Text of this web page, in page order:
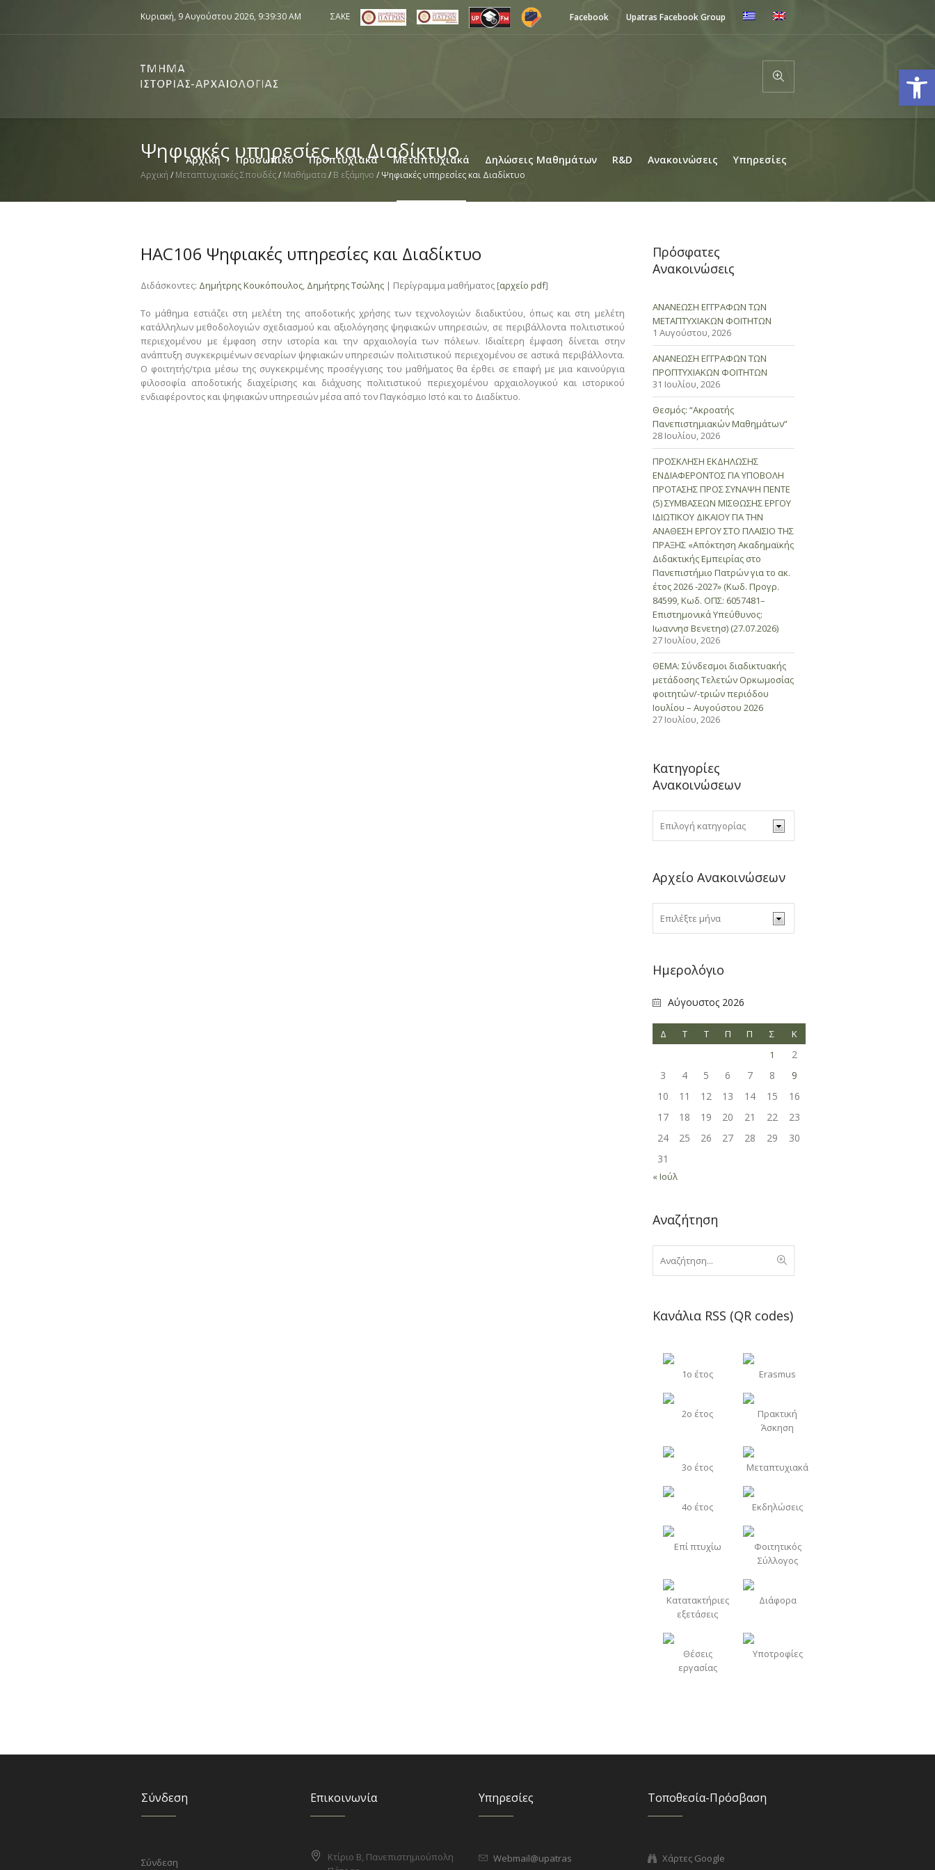
Facebook Upatras Facebook Group
Κυριακή, 9 Αυγούστου 2026, 9:39:30 AM ΣΑΚΕ
Αρχική Προσωπικό Προπτυχιακά Μεταπτυχιακά Δηλώσεις Μαθημάτων R&D Ανακοινώσεις Υπηρεσίες
Ψηφιακές υπηρεσίες και Διαδίκτυο
Αρχική / Μεταπτυχιακές Σπουδές/ Μαθήματα/ B εξάμηνο / Ψηφιακές υπηρεσίες και Διαδίκτυο
HAC106 Ψηφιακές υπηρεσίες και Διαδίκτυο
Διδάσκοντες: Δημήτρης Κουκόπουλος, Δημήτρης Τσώλης | Περίγραμμα μαθήματος [αρχείο pdf]
Το μάθημα εστιάζει στη μελέτη της αποδοτικής χρήσης των τεχνολογιών διαδικτύου, όπως και στη μελέτη
κατάλληλων μεθοδολογιών σχεδιασμού και αξιολόγησης ψηφιακών υπηρεσιών, σε περιβάλλοντα πολιτιστικού
περιεχομένου με έμφαση στην ιστορία και την αρχαιολογία των πόλεων. Ιδιαίτερη έμφαση δίνεται στην
ανάπτυξη συγκεκριμένων σεναρίων ψηφιακών υπηρεσιών πολιτιστικού περιεχομένου σε αστικά περιβάλλοντα.
Ο φοιτητής/τρια μέσω της συγκεκριμένης προσέγγισης του μαθήματος θα έρθει σε επαφή με μια καινούργια
φιλοσοφία αποδοτικής διαχείρισης και διάχυσης πολιτιστικού περιεχομένου αρχαιολογικού και ιστορικού
ενδιαφέροντος και ψηφιακών υπηρεσιών μέσα από τον Παγκόσμιο Ιστό και το Διαδίκτυο.
Πρόσφατες
Ανακοινώσεις
ΑΝΑΝΕΩΣΗ ΕΓΓΡΑΦΩΝ ΤΩΝ
ΜΕΤΑΠΤΥΧΙΑΚΩΝ ΦΟΙΤΗΤΩΝ
1 Αυγούστου, 2026
ΑΝΑΝΕΩΣΗ ΕΓΓΡΑΦΩΝ ΤΩΝ
ΠΡΟΠΤΥΧΙΑΚΩΝ ΦΟΙΤΗΤΩΝ
31 Ιουλίου, 2026
Θεσμός: “Ακροατής
Πανεπιστημιακών Μαθημάτων”
28 Ιουλίου, 2026
ΠΡΟΣΚΛΗΣΗ ΕΚΔΗΛΩΣΗΣ
ΕΝΔΙΑΦΕΡΟΝΤΟΣ ΓΙΑ ΥΠΟΒΟΛΗ
ΠΡΟΤΑΣΗΣ ΠΡΟΣ ΣΥΝΑΨΗ ΠΕΝΤΕ
(5) ΣΥΜΒΑΣΕΩΝ ΜΙΣΘΩΣΗΣ ΕΡΓΟΥ
ΙΔΙΩΤΙΚΟΥ ΔΙΚΑΙΟΥ ΓΙΑ ΤΗΝ
ΑΝΑΘΕΣΗ ΕΡΓΟΥ ΣΤΟ ΠΛΑΙΣΙΟ ΤΗΣ
ΠΡΑΞΗΣ «Απόκτηση Ακαδημαϊκής
Διδακτικής Εμπειρίας στο
Πανεπιστήμιο Πατρών για το ακ.
έτος 2026 -2027» (Κωδ. Προγρ.
84599, Κωδ. ΟΠΣ: 6057481–
Επιστημονικά Υπεύθυνος:
Ιωαννησ Βενετησ) (27.07.2026)
27 Ιουλίου, 2026
ΘΕΜΑ: Σύνδεσμοι διαδικτυακής
μετάδοσης Τελετών Ορκωμοσίας
φοιτητών/-τριών περιόδου
Ιουλίου – Αυγούστου 2026
27 Ιουλίου, 2026
Κατηγορίες
Ανακοινώσεων
Αρχείο Ανακοινώσεων
Ημερολόγιο
Αύγουστος 2026
Δ Τ Τ Π Π Σ
Κ
1
2
3
4 5 6 7 8
9
10
11 12 13 14 15
16
17
18 19 20 21 22
23
24
25 26 27 28 29
30
31
« Ιούλ
Αναζήτηση
Κανάλια RSS (QR codes)
1o έτος Erasmus
2o έτος
Πρακτική
Άσκηση
3o έτος Μεταπτυχιακά
4o έτος Εκδηλώσεις
Επί πτυχίω
Φοιτητικός
Σύλλογος
Κατατακτήριες
εξετάσεις
Διάφορα
Θέσεις
εργασίας
Υποτροφίες
Σύνδεση
Σύνδεση
Επικοινωνία
Κτίριο Β, Πανεπιστημιούπολη
Υπηρεσίες
Webmail@upatras
Τοποθεσία-Πρόσβαση
Χάρτες Google